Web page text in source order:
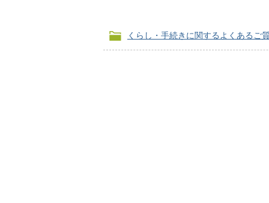
くらし・手続きに関するよくあるご